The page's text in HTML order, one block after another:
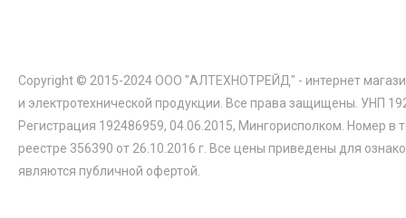
Copyright © 2015-2024 ООО "АЛТЕХНОТРЕЙД" - интернет
и электротехнической продукции. Все права защищены. УНП
Регистрация 192486959, 04.06.2015, Мингорисполком. Номер в
реестре 356390 от 26.10.2016 г. Все цены приведены для
являются публичной офертой.